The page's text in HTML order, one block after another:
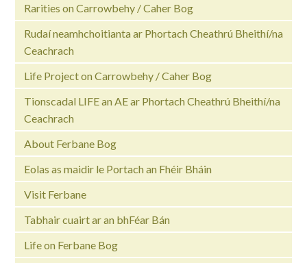
Rarities on Carrowbehy / Caher Bog
Rudaí neamhchoitianta ar Phortach Cheathrú Bheithí/na
Ceachrach
Life Project on Carrowbehy / Caher Bog
Tionscadal LIFE an AE ar Phortach Cheathrú Bheithí/na
Ceachrach
About Ferbane Bog
Eolas as maidir le Portach an Fhéir Bháin
Visit Ferbane
Tabhair cuairt ar an bhFéar Bán
Life on Ferbane Bog